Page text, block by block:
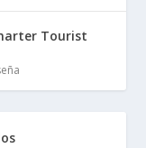
Tourist